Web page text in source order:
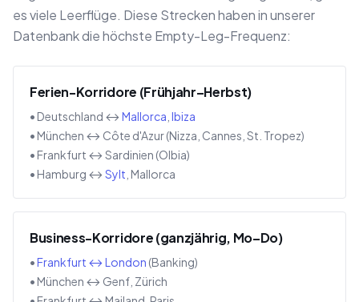
es viele Leerflüge. Diese Strecken haben in unserer
Datenbank die höchste Empty-Leg-Frequenz:
Ferien-Korridore (Frühjahr–Herbst)
• Deutschland ↔ Mallorca Ibiza
• München ↔ Côte d'Azur (Nizza, Cannes, St. Tropez)
• Frankfurt ↔ Sardinien (Olbia)
• Hamburg ↔ Sylt , Mallorca
Business-Korridore (ganzjährig, Mo–Do)
•Frankfurt ↔ London (Banking)
• München ↔ Genf, Zürich